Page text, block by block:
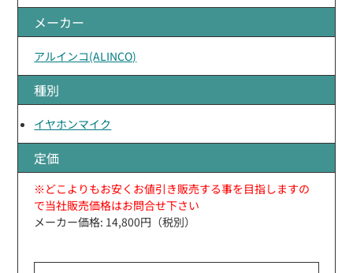
メーカー
アルインコ(ALINCO)
種別
イヤホンマイク
定価
※どこよりもお安くお値引き販売する事を目指しますの
で当社販売価格はお問合せ下さい
メーカー価格: 14,800円（税別）